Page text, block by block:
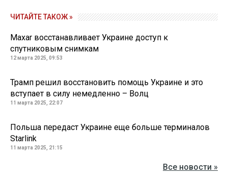
ЧИТАЙТЕ ТАКОЖ »
Maxar восстанавливает Украине доступ к
спутниковым снимкам
12 марта 2025, 09:53
Трамп решил восстановить помощь Украине и это
вступает в силу немедленно – Волц
11 марта 2025, 22:07
Польша передаст Украине еще больше терминалов
Starlink
11 марта 2025, 21:15
Все новости »